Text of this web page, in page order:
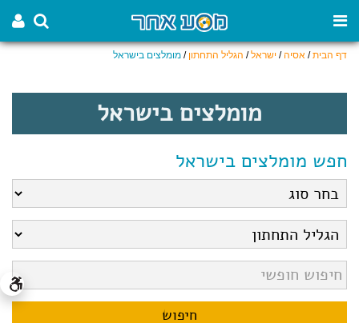
דף הבית/ אסיה/ ישראל/ הגליל התחתון / מומלצים בישראל
מומלצים בישראל
חפש מומלצים בישראל